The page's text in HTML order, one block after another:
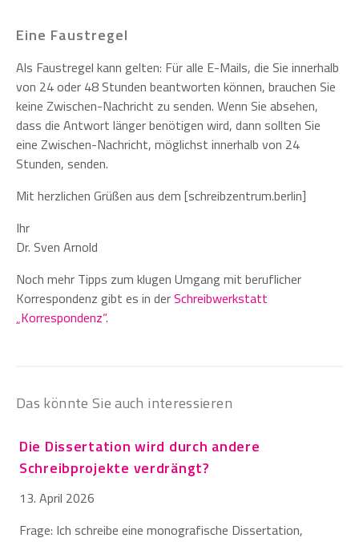
Eine Faustregel
Als Faustregel kann gelten: Für alle E-Mails, die Sie innerhalb
von 24 oder 48 Stunden beantworten können, brauchen Sie
keine Zwischen-Nachricht zu senden. Wenn Sie absehen,
dass die Antwort länger benötigen wird, dann sollten Sie
eine Zwischen-Nachricht, möglichst innerhalb von 24
Stunden, senden.
Mit herzlichen Grüßen aus dem [schreibzentrum.berlin]
Ihr
Dr. Sven Arnold
Noch mehr Tipps zum klugen Umgang mit beruflicher
Korrespondenz gibt es in derSchreibwerkstatt
„Korrespondenz“.
Das könnte Sie auch interessieren
Die Dissertation wird durch andere
Schreibprojekte verdrängt?
13. April 2026
Frage: Ich schreibe eine monografische Dissertation,